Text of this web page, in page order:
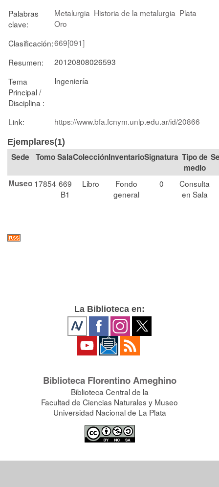
Palabras
clave:
Metalurgia Historia de la metalurgia Plata
Oro
Clasificación:669[091]
Resumen:
20120808026593
Tema
Principal /
Disciplina :
Ingeniería
Link: https://www.bfa.fcnym.unlp.edu.ar/id/20866
Ejemplares(1)
Tomo SalaColección Signatura Tipo de
medio
Museo 17854 669
B1
Libro
Fondo
general
0
Consulta
en Sala
La Biblioteca en:
Biblioteca Florentino Ameghino
Biblioteca Central de la
Facultad de Ciencias Naturales y Museo
Universidad Nacional de La Plata